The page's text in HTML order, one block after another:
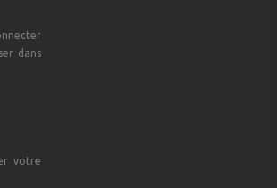
dans
votre